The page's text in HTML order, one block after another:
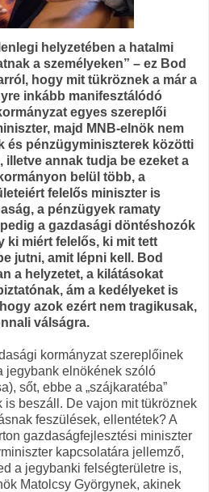
helyzetében a hatalmi
a személyeken” – ez Bod
hogy mit tükröznek a már a
inkább manifesztálódó
egyes szereplői
majd MNB-elnök nem
és pénzügyminiszterek közötti
annak tudja be ezeket a
belül több, a
felelős miniszter is
a pénzügyek ramaty
a gazdasági döntéshozók
ki miért felelős, ki mit tett
jutni, amit lépni kell. Bod
a helyzetet, a kilátásokat
ám a kedélyeket is
azok ezért nem tragikusak,
válságra.
kormányzat szereplőinek
jegybank elnökének szóló
sőt, ebbe a „szájkaratéba”
is beszáll. De vajon mit tükröznek
feszülések, ellentétek? A
gazdaságfejlesztési miniszter
kapcsolatára jellemző,
a jegybanki felségterületre is,
Matolcsy Györgynek, akinek